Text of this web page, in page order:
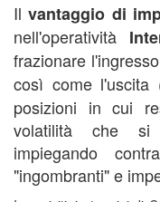
Ilvantaggio di
nell'operatività
frazionare
così come l'uscita
posizioni in cui
volatilità che si
impiegando
"ingombranti" e